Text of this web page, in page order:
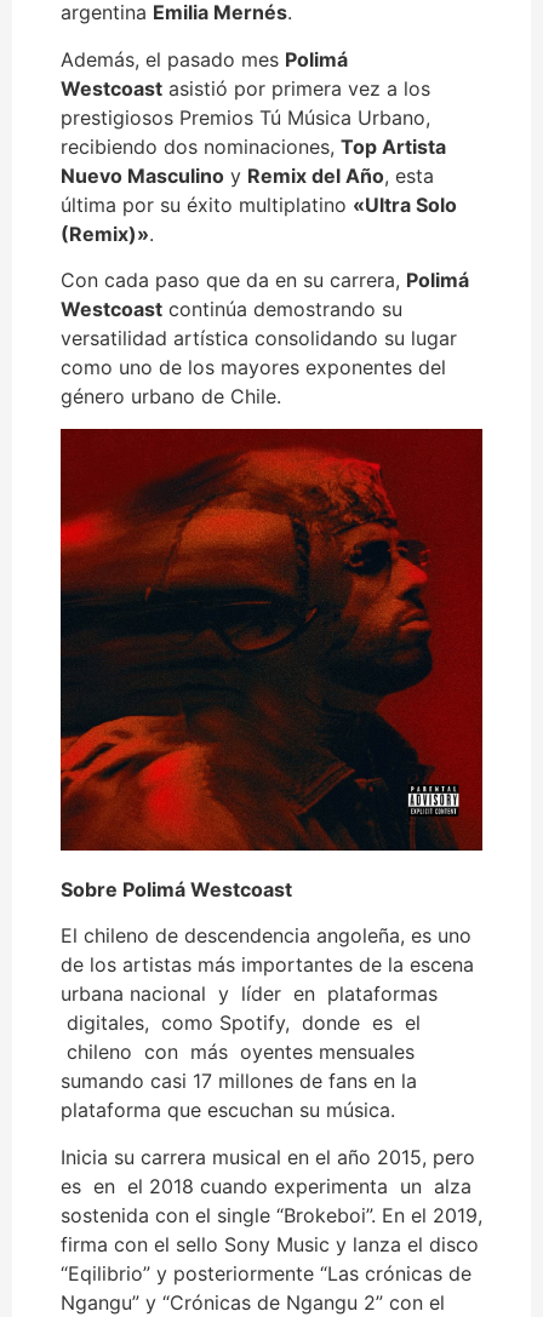
argentina Emilia Mernés.
Además, el pasado mes Polimá
Westcoast asistió por primera vez a los
prestigiosos Premios Tú Música Urbano,
recibiendo dos nominaciones, Top Artista
Nuevo Masculino y Remix del Año, esta
última por su éxito multiplatino «Ultra Solo
(Remix)».
Con cada paso que da en su carrera, Polimá
Westcoast continúa demostrando su
versatilidad artística consolidando su lugar
como uno de los mayores exponentes del
género urbano de Chile.
Sobre Polimá Westcoast
El chileno de descendencia angoleña, es uno
de los artistas más importantes de la escena
urbana nacional y líder en plataformas
digitales, como Spotify, donde es el
chileno con más oyentes mensuales
sumando casi 17 millones de fans en la
plataforma que escuchan su música.
Inicia su carrera musical en el año 2015, pero
es en el 2018 cuando experimenta un alza
sostenida con el single “Brokeboi”. En el 2019,
firma con el sello Sony Music y lanza el disco
“Eqilibrio” y posteriormente “Las crónicas de
Ngangu” y “Crónicas de Ngangu 2” con el